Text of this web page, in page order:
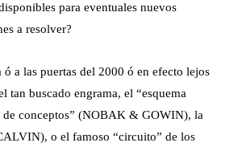
para eventuales nuevos
a resolver?
a las puertas del 2000 ó en efecto lejos
tan buscado engrama, el “esquema
de conceptos” (NOBAK & GOWIN), la
o el famoso “circuito” de los